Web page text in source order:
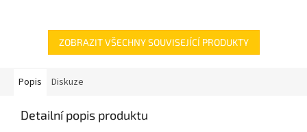
ZOBRAZIT VŠECHNY SOUVISEJÍCÍ PRODUKTY
Popis Diskuze
Detailní popis produktu